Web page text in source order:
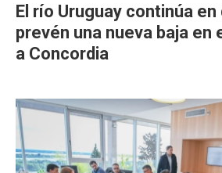
El río Uruguay continúa
prevén una nueva baja en
a Concordia